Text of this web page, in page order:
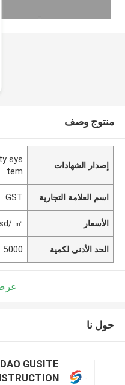
منتوج وصف
إصدار الشهادات
sys
tem
اسم العلامة التجارية GST
الأسعار ㎡
الحد الأدنى لكمية 5000
حول نا
GUSITE